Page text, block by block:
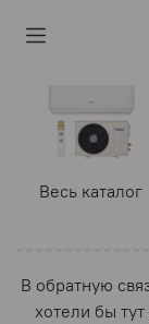
Весь каталог
В обратную
хотели бы